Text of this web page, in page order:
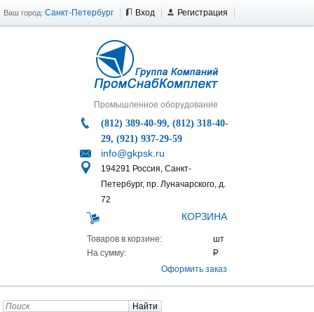
Ваш город: Санкт-Петербург Вход Регистрация
Промышленное оборудование
(812) 389-40-99, (812) 318-40-
29, (921) 937-29-59
info@gkpsk.ru
194291 Россия, Санкт-
Петербург, пр. Луначарского, д.
72
КОРЗИНА
Товаров в корзине:
На сумму:
Оформить заказ
Найти